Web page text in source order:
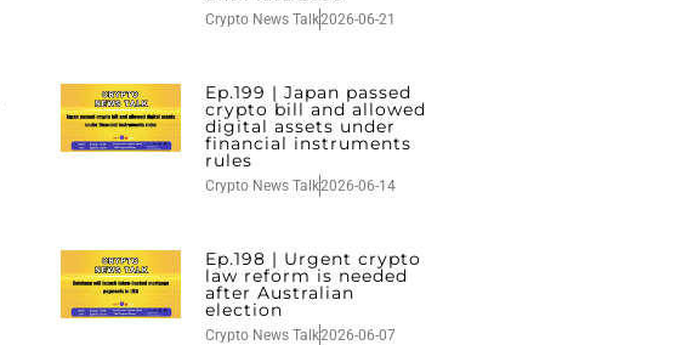
Crypto News Talk2026-06-21
Ep.199 | Japan passed
crypto bill and allowed
digital assets under
financial instruments
rules
Crypto News Talk2026-06-14
Ep.198 | Urgent crypto
law reform is needed
after Australian
election
Crypto News Talk2026-06-07